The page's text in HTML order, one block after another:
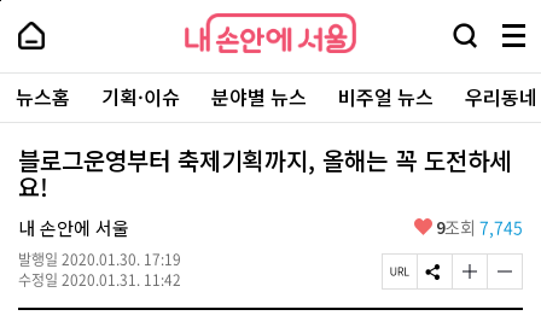
본
로
가
내
손
안
에
서
울
-
서
울
시
대
표
소
통
포
내
손
에
울
검
창
열
기
메
뉴
전
체
보
주
요
서
뉴스홈 기획·이슈 분야별 뉴스 비주얼 뉴스 우리동
블로그운영부터 축제기획까지, 올해는 꼭 도전하세
요!
내 손안에 서울
발행일 2020.01.30. 17:19
수정일 2020.01.31. 11:42
좋
요
9조회 7,745
페
이
S
N
글
자
글
자
페
상
단
로